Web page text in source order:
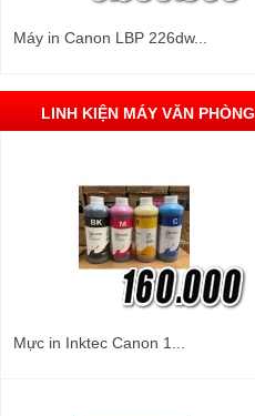
Máy in Canon LBP 226dw...
LINH KIỆN MÁY VĂN PHÒNG
Mực in Inktec Canon 1...